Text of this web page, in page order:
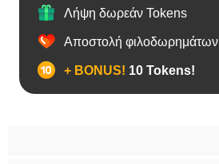
Λήψη δωρεάν Tokens
Αποστολή φιλοδωρημάτων
+ BONUS! 10 Tokens!